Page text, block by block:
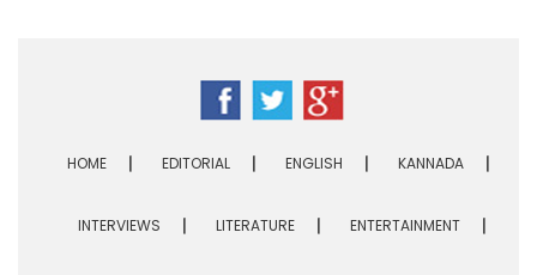
HOME EDITORIAL ENGLISH KANNADA
INTERVIEWS LITERATURE ENTERTAINMENT